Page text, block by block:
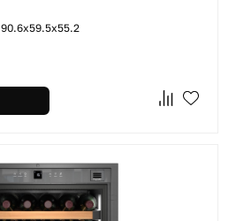
90.6x59.5x55.2